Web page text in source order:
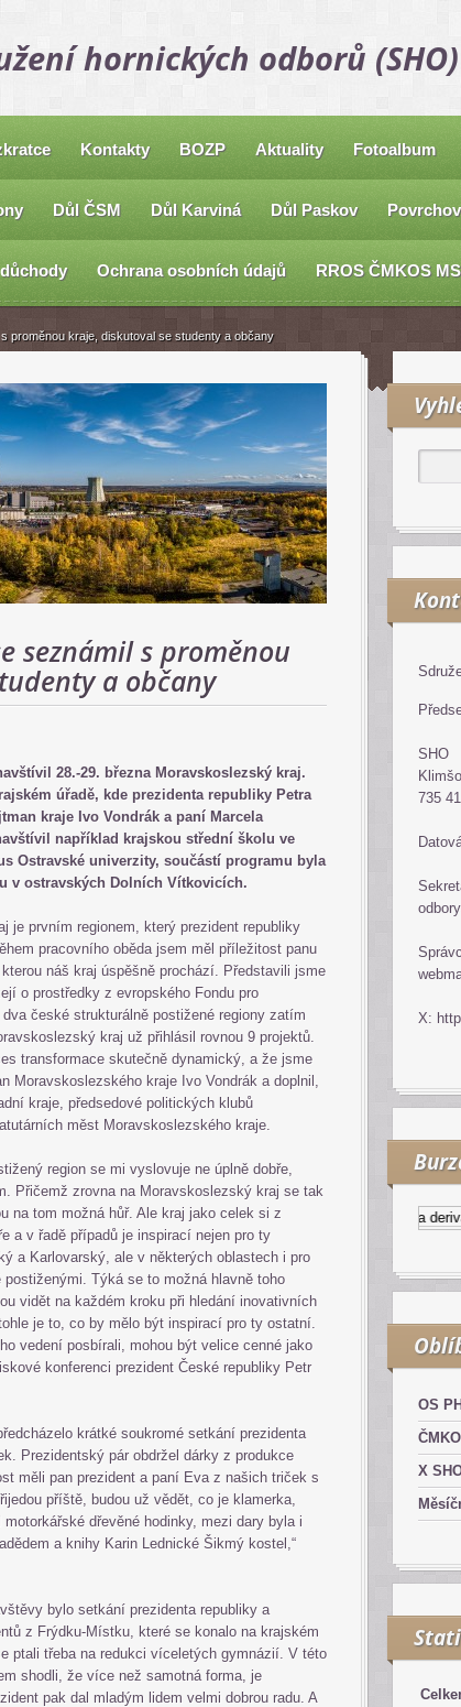
hornických odborů (SHO)
Kontakty BOZP Aktuality Fotoalbum
Důl ČSM Důl Karviná Důl Paskov
Ochrana osobních údajů RROS ČMKOS
seznámil s proměnou
a občany
28.-29. března Moravskoslezský kraj.
úřadě, kde prezidenta republiky Petra
kraje Ivo Vondrák a paní Marcela
například krajskou střední školu ve
Ostravské univerzity, součástí programu byla
v ostravských Dolních Vítkovicích.
je prvním regionem, který prezident republiky
pracovního oběda jsem měl příležitost panu
náš kraj úspěšně prochází. Představili jsme
o prostředky z evropského Fondu pro
české strukturálně postižené regiony zatím
kraj už přihlásil rovnou 9 projektů.
transformace skutečně dynamický, a že jsme
Moravskoslezského kraje Ivo Vondrák a doplnil,
kraje, předsedové politických klubů
měst Moravskoslezského kraje.
region se mi vyslovuje ne úplně dobře,
Přičemž zrovna na Moravskoslezský kraj se tak
na tom možná hůř. Ale kraj jako celek si z
a v řadě případů je inspirací nejen pro ty
a Karlovarský, ale v některých oblastech i pro
Týká se to možná hlavně toho
vidět na každém kroku při hledání inovativních
je to, co by mělo být inspirací pro ty ostatní.
vedení posbírali, mohou být velice cenné jako
konferenci prezident České republiky Petr
krátké soukromé setkání prezidenta
Prezidentský pár obdržel dárky z produkce
měli pan prezident a paní Eva z našich triček s
příště, budou už vědět, co je klamerka,
dřevěné hodinky, mezi dary byla i
a knihy Karin Lednické Šikmý kostel,“
bylo setkání prezidenta republiky a
z Frýdku-Místku, které se konalo na krajském
ptali třeba na redukci víceletých gymnázií. V této
shodli, že více než samotná forma, je
pak dal mladým lidem velmi dobrou radu. A
SHO
735
X:
Kurzy.cz Komodity a deriváty
OS
X
proměnou kraje, diskutoval se studenty a občany